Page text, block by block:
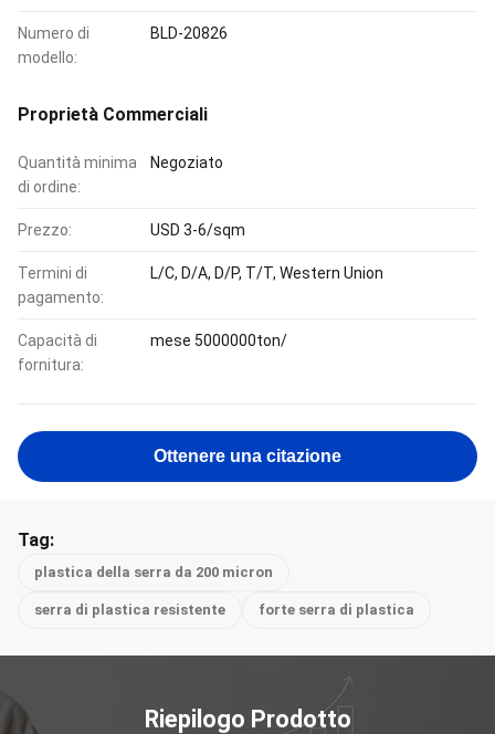
Numero di
modello:
BLD-20826
Proprietà Commerciali
Quantità minima
di ordine:
Negoziato
Prezzo: USD 3-6/sqm
Termini di
pagamento:
L/C, D/A, D/P, T/T, Western Union
Capacità di
fornitura:
mese 5000000ton/
Ottenere una citazione
Tag:
plastica della serra da 200 micron
serra di plastica resistente forte serra di plastica
Riepilogo Prodotto